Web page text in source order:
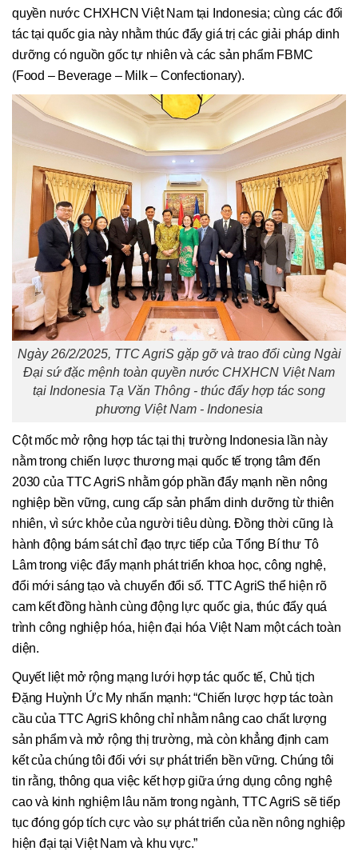
quyền nước CHXHCN Việt Nam tại Indonesia; cùng các đối
tác tại quốc gia này nhằm thúc đẩy giá trị các giải pháp dinh
dưỡng có nguồn gốc tự nhiên và các sản phẩm FBMC
(Food – Beverage – Milk – Confectionary).
Ngày 26/2/2025, TTC AgriS gặp gỡ và trao đổi cùng Ngài
Đại sứ đặc mệnh toàn quyền nước CHXHCN Việt Nam
tại Indonesia Tạ Văn Thông - thúc đẩy hợp tác song
phương Việt Nam - Indonesia
Cột mốc mở rộng hợp tác tại thị trường Indonesia lần này
nằm trong chiến lược thương mại quốc tế trọng tâm đến
2030 của TTC AgriS nhằm góp phần đẩy mạnh nền nông
nghiệp bền vững, cung cấp sản phẩm dinh dưỡng từ thiên
nhiên, vì sức khỏe của người tiêu dùng. Đồng thời cũng là
hành động bám sát chỉ đạo trực tiếp của Tổng Bí thư Tô
Lâm trong việc đẩy mạnh phát triển khoa học, công nghệ,
đổi mới sáng tạo và chuyển đổi số. TTC AgriS thể hiện rõ
cam kết đồng hành cùng động lực quốc gia, thúc đẩy quá
trình công nghiệp hóa, hiện đại hóa Việt Nam một cách toàn
diện.
Quyết liệt mở rộng mạng lưới hợp tác quốc tế, Chủ tịch
Đặng Huỳnh Ức My nhấn mạnh: “Chiến lược hợp tác toàn
cầu của TTC AgriS không chỉ nhằm nâng cao chất lượng
sản phẩm và mở rộng thị trường, mà còn khẳng định cam
kết của chúng tôi đối với sự phát triển bền vững. Chúng tôi
tin rằng, thông qua việc kết hợp giữa ứng dụng công nghệ
cao và kinh nghiệm lâu năm trong ngành, TTC AgriS sẽ tiếp
tục đóng góp tích cực vào sự phát triển của nền nông nghiệp
hiện đại tại Việt Nam và khu vực.”